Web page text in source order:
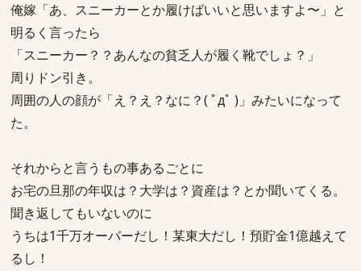
俺嫁「あ、スニーカーとか履けばいいと思いますよ〜」と
明るく言ったら
「スニーカー？？あんなの貧乏人が履く靴でしょ？」
周りドン引き。
周囲の人の顔が「え？え？なに？( ﾟдﾟ )」みたいになって
た。
それからと言うもの事あるごとに
お宅の旦那の年収は？大学は？資産は？とか聞いてくる。
聞き返してもいないのに
うちは1千万オーバーだし！某東大だし！預貯金1億越えて
るし！